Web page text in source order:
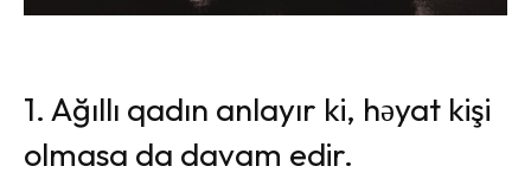
1. Ağıllı qadın anlayır ki, həyat kişi
olmasa da davam edir.